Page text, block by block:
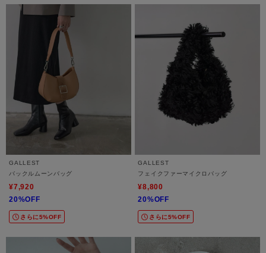
GALLEST
バックルムーンバッグ
¥7,920
20%OFF
さらに5%OFF
GALLEST
フェイクファーマイクロバッグ
¥8,800
20%OFF
さらに5%OFF